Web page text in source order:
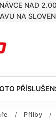
NAD
NA
/ Přilby /